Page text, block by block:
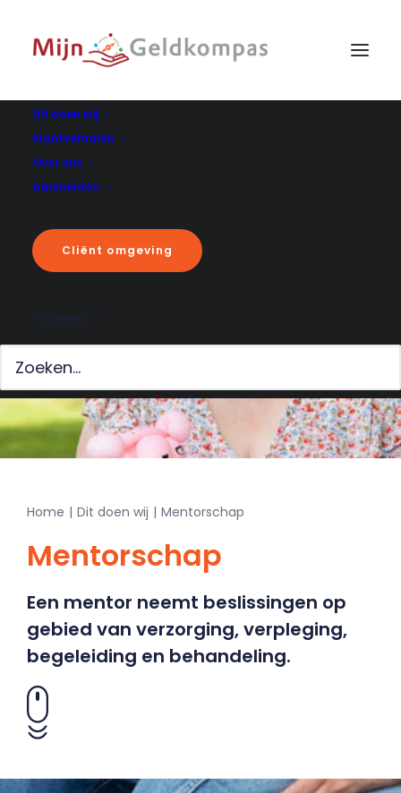
Dit doen wij
Klantverhalen
Over ons
Aanmelden
Cliënt omgeving
Zoeken
Home Dit doen wij Mentorschap
Mentorschap
Een mentor neemt beslissingen op
gebied van verzorging, verpleging,
begeleiding en behandeling.